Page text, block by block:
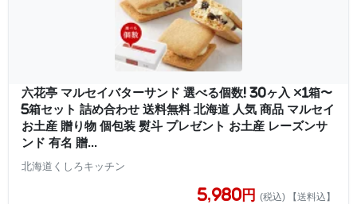
六花亭 マルセイバターサンド 選べる個数! 30ヶ入 ×1箱〜
5箱セット 詰め合わせ 送料無料 北海道 人気 商品 マルセイ
お土産 贈り物 個包装 熨斗 プレゼント お土産 レーズンサ
ンド 有名 贈...
北海道くしろキッチン
5,980円 (税込) 【送料込】